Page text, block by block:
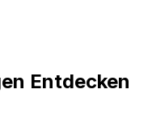
Entdecken